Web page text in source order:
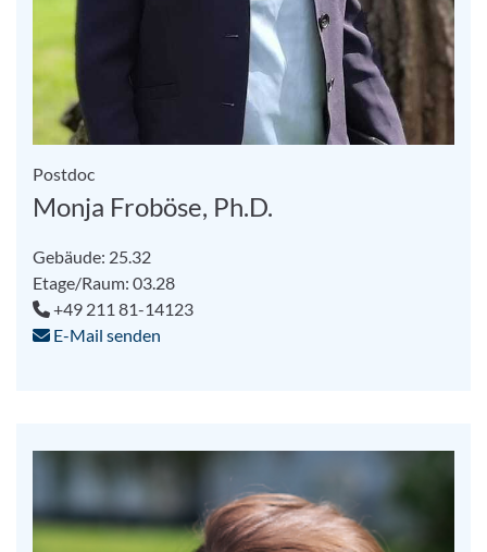
Postdoc
Monja Froböse, Ph.D.
Gebäude: 25.32
Etage/Raum: 03.28
+49 211 81-14123
E-Mail senden